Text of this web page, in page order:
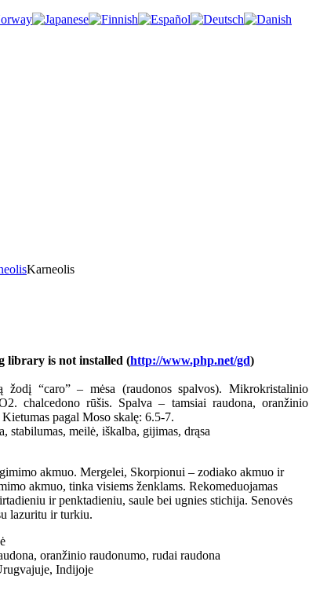
Karneolis
library is not installed (http://www.php.net/gd)
žodį “caro” – mėsa (raudonos spalvos). Mikrokristalinio
chalcedono rūšis. Spalva – tamsiai raudona, oranžinio
pagal Moso skalę: 6.5-7.
stabilumas, meilė, iškalba, gijimas, drąsa
akmuo. Mergelei, Skorpionui – zodiako akmuo ir
akmuo, tinka visiems ženklams. Rekomeduojamas
ir penktadieniu, saule bei ugnies stichija. Senovės
lazuritu ir turkiu.
oranžinio raudonumo, rudai raudona
Indijoje